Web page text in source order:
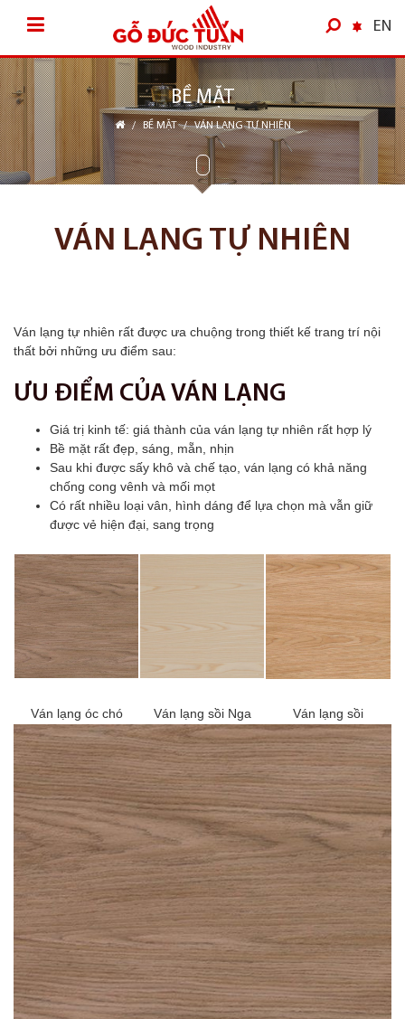
EN
BỀ MẶT
/ BỀ MẶT / VÁN LẠNG TỰ NHIÊN
VÁN LẠNG TỰ NHIÊN
Ván lạng tự nhiên rất được ưa chuộng trong thiết kế trang trí nội
thất bởi những ưu điểm sau:
ƯU ĐIỂM CỦA VÁN LẠNG
Giá trị kinh tế: giá thành của ván lạng tự nhiên rất hợp lý
Bề mặt rất đẹp, sáng, mẵn, nhịn
Sau khi được sấy khô và chế tạo, ván lạng có khả năng
chống cong vênh và mối mọt
Có rất nhiều loại vân, hình dáng để lựa chọn mà vẫn giữ
được vẻ hiện đại, sang trọng
Ván lạng óc chó Ván lạng sồi Nga Ván lạng sồi